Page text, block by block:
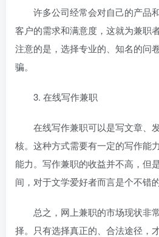
许多公司经常会对自己的产品
客户的需求和满意度，这就为兼职
注意的是，选择专业的、知名的问
骗。
3. 在线写作兼职
在线写作兼职可以是写文章、
核。这种方式需要有一定的写作能
能力。写作兼职的收益并不高，但
间，对于文学爱好者而言是个不错的
总之，网上兼职的市场现状非
择。只有选择真正的、合法途径，